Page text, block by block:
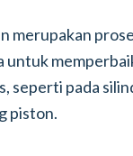
merupakan
untuk
seperti pada
piston.